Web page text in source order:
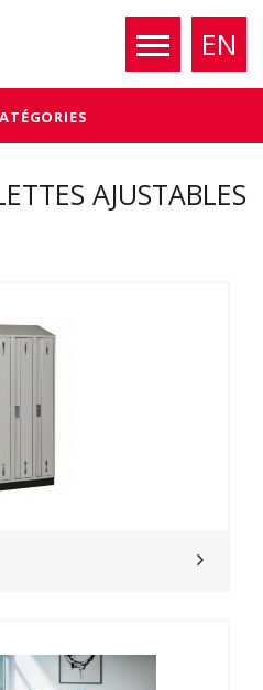
EN
AJUSTABLES